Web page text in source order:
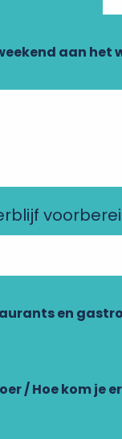
aan het
en
/ Hoe kom je
en
die er is
daar?